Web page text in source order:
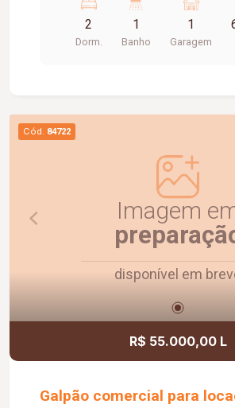
oferecendo mais segurança e
Possui 01 sala ampla em 02
banheiro social completo, 02
proporcionando praticidade na
maior durabilidade. Uma ótima oportunidade para
quem deseja morar em um imóvel
organizado e pronto para receber
2
Dorm.
1
Banho
1
Garagem
Cód. 84722
Imagem
disponível em
R$ 55.000,00 L
Galpão comercial para